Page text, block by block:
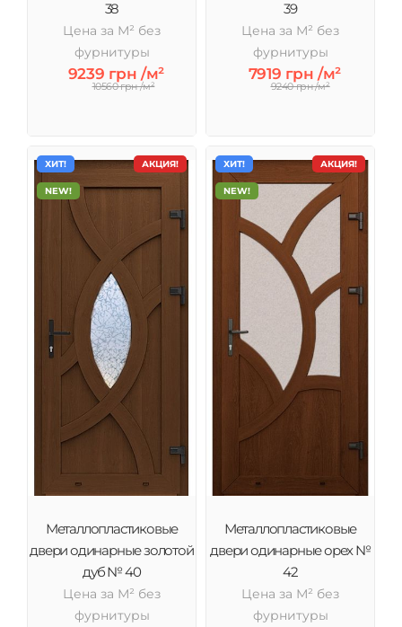
38
Цена за М² без
фурнитуры
9239 грн /м²
10560 грн /м²
39
Цена за М² без
фурнитуры
7919 грн /м²
9240 грн /м²
АКЦИЯ!
ХИТ!
NEW!
Металлопластиковые
двери одинарные золотой
дуб № 40
Цена за М² без
фурнитуры
АКЦИЯ!
ХИТ!
NEW!
Металлопластиковые
двери одинарные орех №
42
Цена за М² без
фурнитуры